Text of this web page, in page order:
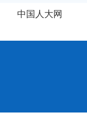
中国人大网